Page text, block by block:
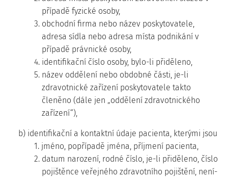
případě fyzické osoby,
3. obchodní firma nebo název poskytovatele,
adresa sídla nebo adresa místa podnikání v
případě právnické osoby,
4. identifikační číslo osoby, bylo-li přiděleno,
5. název oddělení nebo obdobné části, je-li
zdravotnické zařízení poskytovatele takto
členěno (dále jen „oddělení zdravotnického
zařízení“),
b) identifikační a kontaktní údaje pacienta, kterými jsou
1. jméno, popřípadě jména, příjmení pacienta,
2. datum narození, rodné číslo, je-li přiděleno, číslo
pojištěnce veřejného zdravotního pojištění, není-